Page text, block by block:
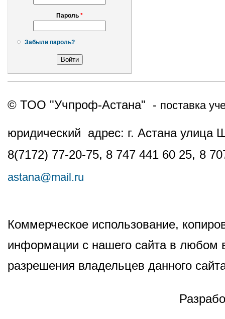
Пароль *
Забыли пароль?
© ТОО "Учпроф-Астана" - поставка
юридический адрес: г. Астана
8(7172) 77-20-75, 8 747 441 60 25, 8
astana@mail.ru
Коммерческое использование,
информации с нашего сайта в любом
разрешения владельцев данного